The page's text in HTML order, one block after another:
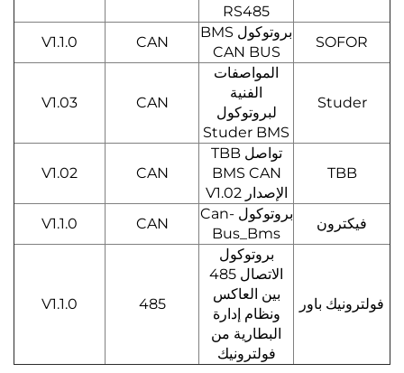
RS485
SOFOR
بروتوكول BMS
CAN BUS
CAN
V1.1.0
Studer
المواصفات
الفنية
لبروتوكول
Studer BMS
CAN
V1.03
TBB
تواصل TBB
BMS CAN
الإصدار V1.02
CAN
V1.02
فيكترون
بروتوكول Can-
Bus_Bms
CAN
V1.1.0
فولترونيك باور
بروتوكول
الاتصال 485
بين العاكس
ونظام إدارة
البطارية من
فولترونيك
485
V1.1.0